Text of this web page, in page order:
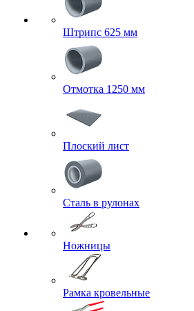
Штрипс 625 мм
Отмотка 1250 мм
Плоский лист
Сталь в рулонах
Ножницы
Рамка кровельные